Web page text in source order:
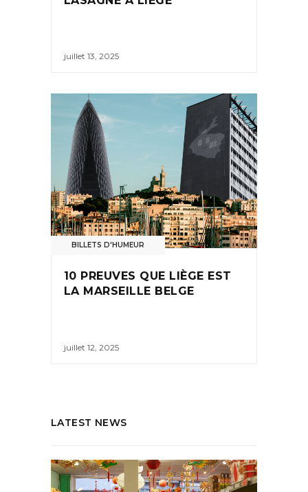
juillet 13, 2025
BILLETS D'HUMEUR
10 PREUVES QUE LIÈGE EST
LA MARSEILLE BELGE
juillet 12, 2025
LATEST NEWS